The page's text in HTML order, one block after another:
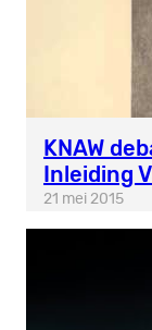
KNAW
Inleiding
21 mei 2015